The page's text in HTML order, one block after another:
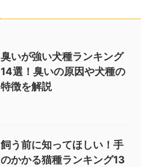
臭いが強い犬種ランキング
14選！臭いの原因や犬種の
特徴を解説
飼う前に知ってほしい！手
のかかる猫種ランキング13